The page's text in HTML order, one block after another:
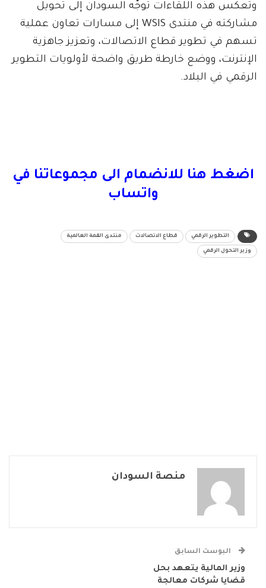
وتعكس هذه اللقاءات توجّه السودان إلى تحويل
مشاركته في منتدى WSIS إلى مسارات تعاون عملية
تسهم في تطوير قطاع الاتصالات، وتعزيز جاهزية
الإنترنت، ووضع خارطة طريق واضحة لأولويات التطوير
الرقمي في البلاد.
اضغط هنا للانضمام الى مجموعاتنا في
واتساب
التطوير الرقمي قطاع الاتصالات منتدى القمة العالمية
وزير التحول الرقمي
منصة السودان
البوست السابق
وزير المالية يتعهد بحل
قضايا شركات معالجة